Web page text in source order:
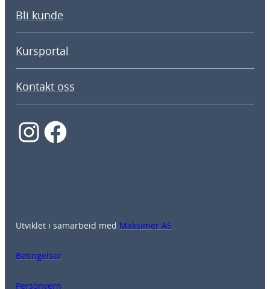
Bli kunde
Kursportal
Kontakt oss
InstagramFacebook
Utviklet i samarbeid med Maksimer AS
Betingelser
Personvern